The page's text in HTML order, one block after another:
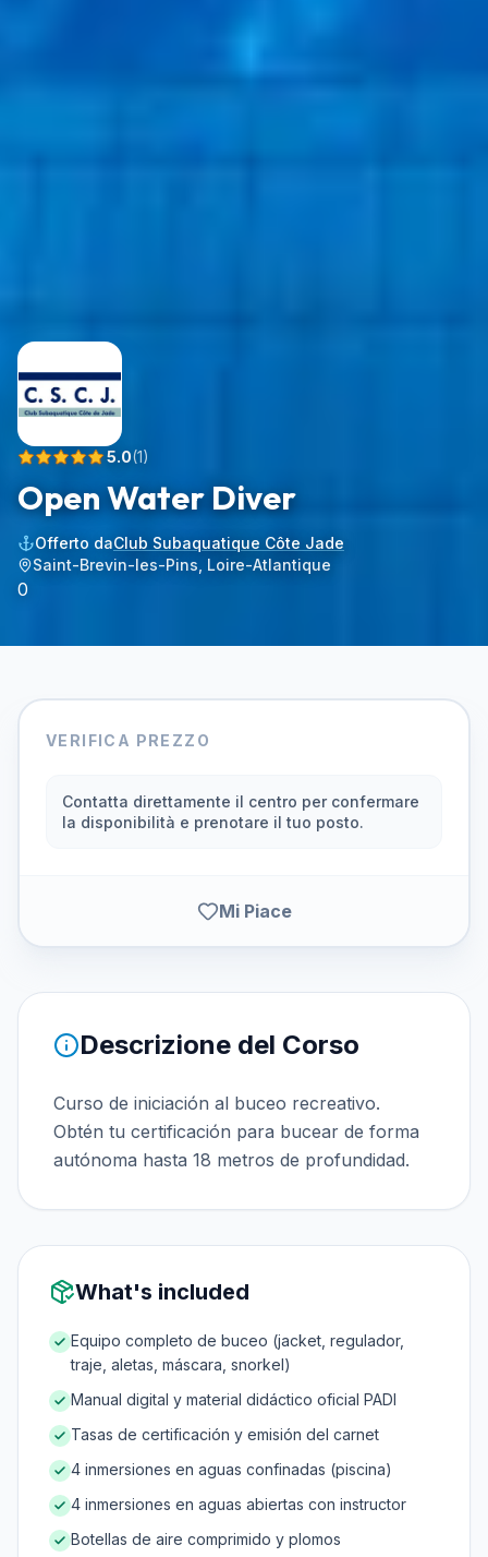
5.0(1)
Open Water Diver
Offerto daClub Subaquatique Côte Jade
Saint-Brevin-les-Pins, Loire-Atlantique
0
Descrizione del Corso
Curso de iniciación al buceo recreativo.
Obtén tu certificación para bucear de forma
autónoma hasta 18 metros de profundidad.
What's included
Equipo completo de buceo (jacket, regulador,
traje, aletas, máscara, snorkel)
Manual digital y material didáctico oficial PADI
Tasas de certificación y emisión del carnet
4 inmersiones en aguas confinadas (piscina)
4 inmersiones en aguas abiertas con instructor
Botellas de aire comprimido y plomos
VERIFICA PREZZO
Contatta direttamente il centro per confermare
la disponibilità e prenotare il tuo posto.
Mi Piace